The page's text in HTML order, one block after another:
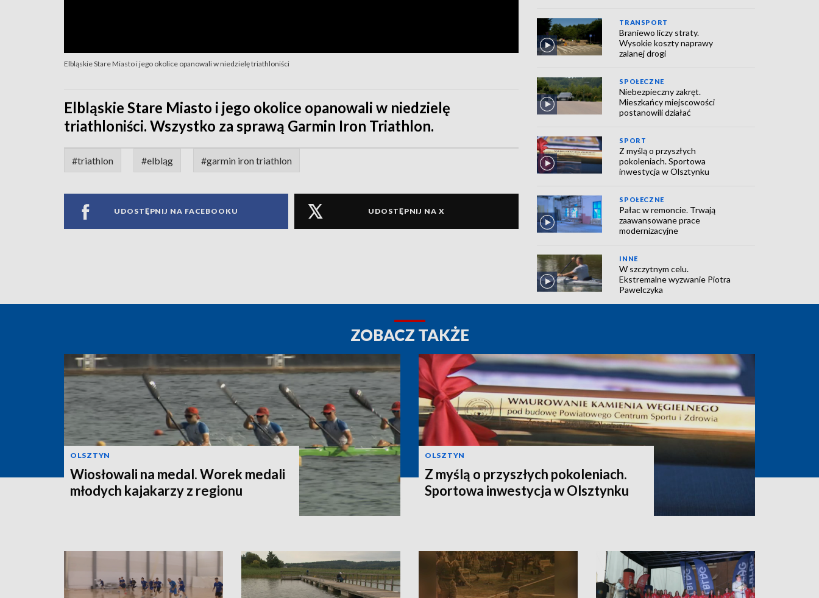
Elbląskie Stare Miasto i jego okolice opanowali w niedzielę triathloniści
Elbląskie Stare Miasto i jego okolice opanowali w niedzielę
triathloniści. Wszystko za sprawą Garmin Iron Triathlon.
#triathlon #elbląg #garmin iron triathlon
UDOSTĘPNIJ NA FACEBOOKU UDOSTĘPNIJ NA X
TRANSPORT
Braniewo liczy straty.
Wysokie koszty naprawy
zalanej drogi
SPOŁECZNE
Niebezpieczny zakręt.
Mieszkańcy miejscowości
postanowili działać
SPORT
Z myślą o przyszłych
pokoleniach. Sportowa
inwestycja w Olsztynku
SPOŁECZNE
Pałac w remoncie. Trwają
zaawansowane prace
modernizacyjne
INNE
W szczytnym celu.
Ekstremalne wyzwanie Piotra
Pawelczyka
ZOBACZ TAKŻE
OLSZTYN
Wiosłowali na medal. Worek medali
młodych kajakarzy z regionu
OLSZTYN
Z myślą o przyszłych pokoleniach.
Sportowa inwestycja w Olsztynku